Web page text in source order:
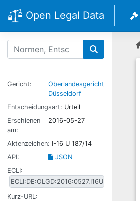
Open Legal Data
Gericht:
Oberlandesgericht
Düsseldorf
Entscheidungsart: Urteil
Erschienen
am:
2016-05-27
Aktenzeichen: I-16 U 187/14
API:
JSON
ECLI:
Kurz-URL: